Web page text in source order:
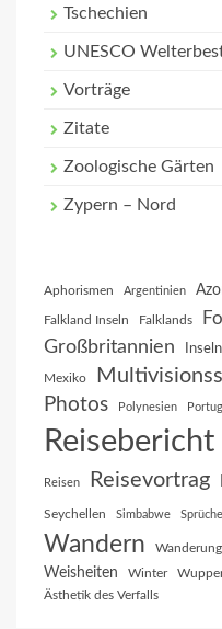
Tschechien
UNESCO
Vorträge
Zitate
Zoologische Gärten
Zypern – Nord
Aphorismen Argentinien
Falkland Inseln Falklands
Großbritannien Inseln
Mexiko
Photos Polynesien
Reisebericht
Reisen Reisevortrag
Seychellen Simbabwe Sprüche
Wandern Wanderung
Weisheiten Winter
Ästhetik des Verfalls